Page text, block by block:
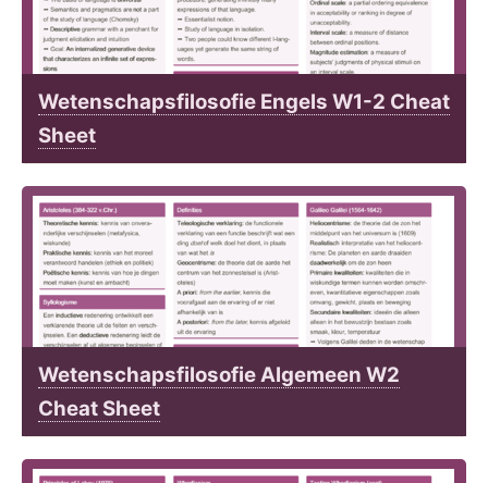
Wetenschapsfilosofie Engels W1-2 Cheat
Sheet
Wetenschapsfilosofie Algemeen W2
Cheat Sheet